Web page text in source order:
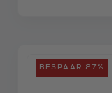
BESPAAR 27%